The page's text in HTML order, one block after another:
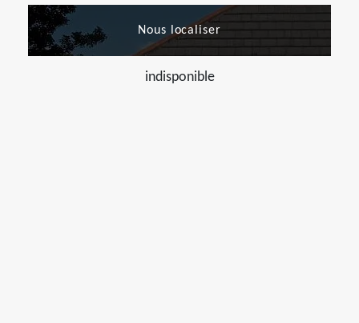
Nous localiser
indisponible